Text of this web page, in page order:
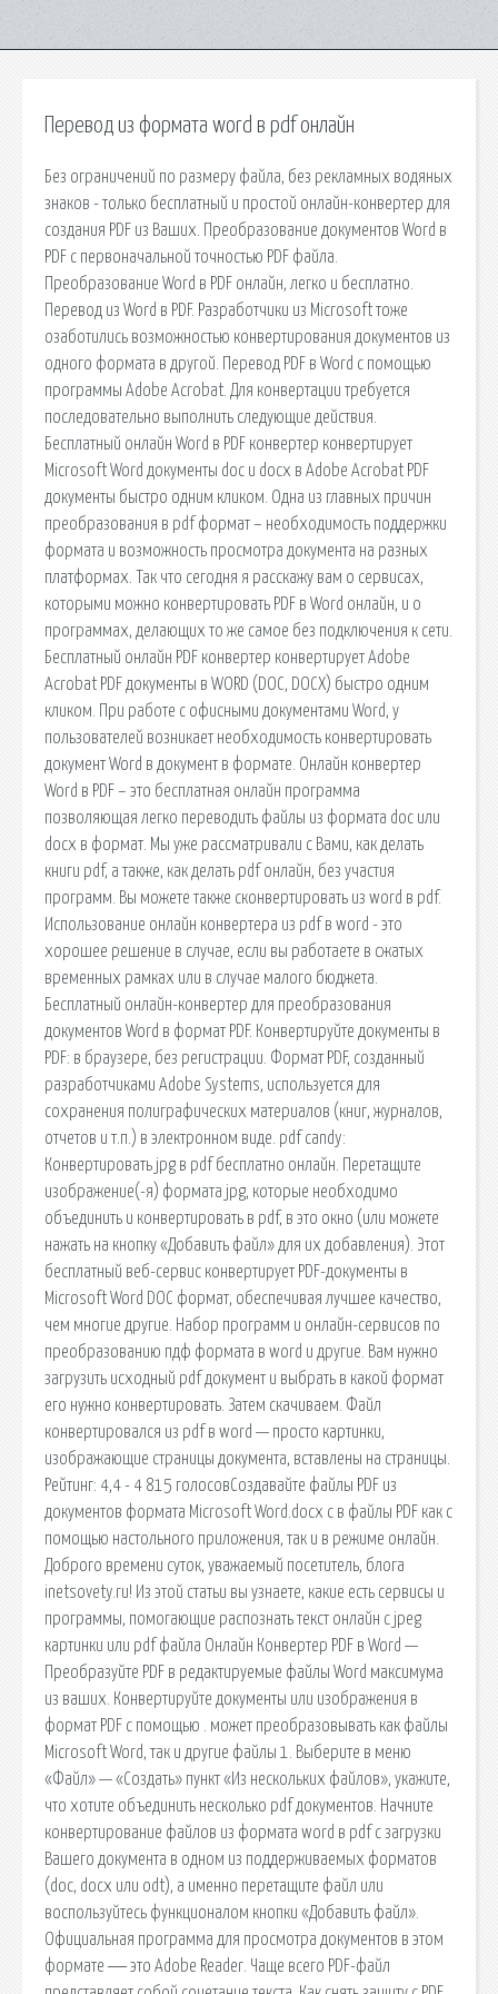
Перевод из формата word в pdf онлайн
Без ограничений по размеру файла, без рекламных водяных
знаков - только бесплатный и простой онлайн-конвертер для
создания PDF из Ваших. Преобразование документов Word в
PDF с первоначальной точностью PDF файла.
Преобразование Word в PDF онлайн, легко и бесплатно.
Перевод из Word в PDF. Разработчики из Microsoft тоже
озаботились возможностью конвертирования документов из
одного формата в другой. Перевод PDF в Word с помощью
программы Аdobe Аcrobat. Для конвертации требуется
последовательно выполнить следующие действия.
Бесплатный онлайн Word в PDF конвертер конвертирует
Microsoft Word документы doc и docx в Adobe Acrobat PDF
документы быстро одним кликом. Одна из главных причин
преобразования в pdf формат – необходимость поддержки
формата и возможность просмотра документа на разных
платформах. Так что сегодня я расскажу вам о сервисах,
которыми можно конвертировать PDF в Word онлайн, и о
программах, делающих то же самое без подключения к сети.
Бесплатный онлайн PDF конвертер конвертирует Adobe
Acrobat PDF документы в WORD (DOC, DOCX) быстро одним
кликом. При работе с офисными документами Word, у
пользователей возникает необходимость конвертировать
документ Word в документ в формате. Онлайн конвертер
Word в PDF – это бесплатная онлайн программа
позволяющая легко переводить файлы из формата doc или
docx в формат. Мы уже рассматривали с Вами, как делать
книги pdf, а также, как делать pdf онлайн, без участия
программ. Вы можете также сконвертировать из word в pdf.
Использование онлайн конвертера из pdf в word - это
хорошее решение в случае, если вы работаете в сжатых
временных рамках или в случае малого бюджета.
Бесплатный онлайн-конвертер для преобразования
документов Word в формат PDF. Конвертируйте документы в
PDF: в браузере, без регистрации. Формат PDF, созданный
разработчиками Adobe Systems, используется для
сохранения полиграфических материалов (книг, журналов,
отчетов и т.п.) в электронном виде. pdf candy:
Конвертировать jpg в pdf бесплатно онлайн. Перетащите
изображение(-я) формата jpg, которые необходимо
объединить и конвертировать в pdf, в это окно (или можете
нажать на кнопку «Добавить файл» для их добавления). Этот
бесплатный веб-сервис конвертирует PDF-документы в
Microsoft Word DOC формат, обеспечивая лучшее качество,
чем многие другие. Набор программ и онлайн-сервисов по
преобразованию пдф формата в word и другие. Вам нужно
загрузить исходный pdf документ и выбрать в какой формат
его нужно конвертировать. Затем скачиваем. Файл
конвертировался из pdf в word — просто картинки,
изображающие страницы документа, вставлены на страницы.
Рейтинг: 4,4 - 4 815 голосовСоздавайте файлы PDF из
документов формата Microsoft Word.docx с в файлы PDF как с
помощью настольного приложения, так и в режиме онлайн.
Доброго времени суток, уважаемый посетитель, блога
inetsovety.ru! Из этой статьи вы узнаете, какие есть сервисы и
программы, помогающие распознать текст онлайн с jpeg
картинки или pdf файла Онлайн Конвертер PDF в Word —
Преобразуйте PDF в редактируемые файлы Word максимума
из ваших. Конвертируйте документы или изображения в
формат PDF с помощью . может преобразовывать как файлы
Microsoft Word, так и другие файлы 1. Выберите в меню
«Файл» — «Создать» пункт «Из нескольких файлов», укажите,
что хотите объединить несколько pdf документов. Начните
конвертирование файлов из формата word в pdf с загрузки
Вашего документа в одном из поддерживаемых форматов
(doc, docx или odt), а именно перетащите файл или
воспользуйтесь функционалом кнопки «Добавить файл».
Официальная программа для просмотра документов в этом
формате ― это Adobe Reader. Чаще всего PDF-файл